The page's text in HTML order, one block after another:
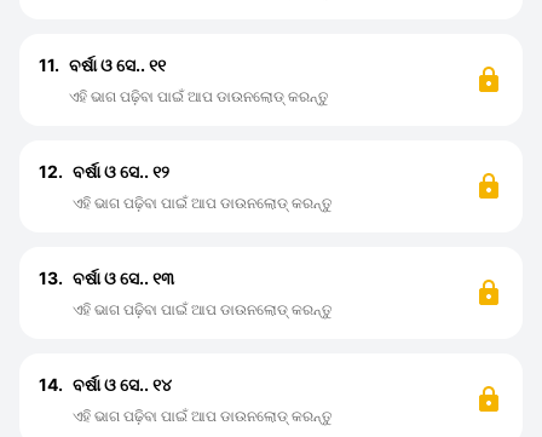
11. ବର୍ଷା ଓ ସେ.. ୧୧
ଏହି ଭାଗ ପଢ଼ିବା ପାଇଁ ଆପ ଡାଉନଲୋଡ୍ କରନ୍ତୁ
12. ବର୍ଷା ଓ ସେ.. ୧୨
ଏହି ଭାଗ ପଢ଼ିବା ପାଇଁ ଆପ ଡାଉନଲୋଡ୍ କରନ୍ତୁ
13. ବର୍ଷା ଓ ସେ.. ୧୩
ଏହି ଭାଗ ପଢ଼ିବା ପାଇଁ ଆପ ଡାଉନଲୋଡ୍ କରନ୍ତୁ
14. ବର୍ଷା ଓ ସେ.. ୧୪
ଏହି ଭାଗ ପଢ଼ିବା ପାଇଁ ଆପ ଡାଉନଲୋଡ୍ କରନ୍ତୁ